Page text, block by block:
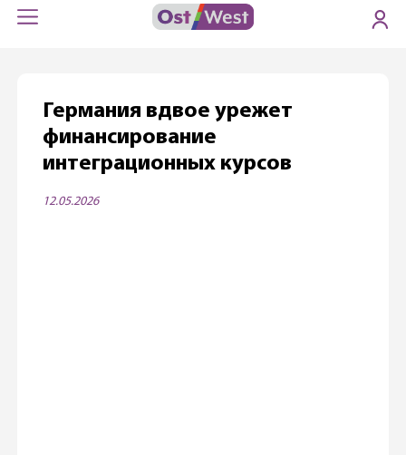
Германия вдвое урежет
финансирование
интеграционных курсов
12.05.2026